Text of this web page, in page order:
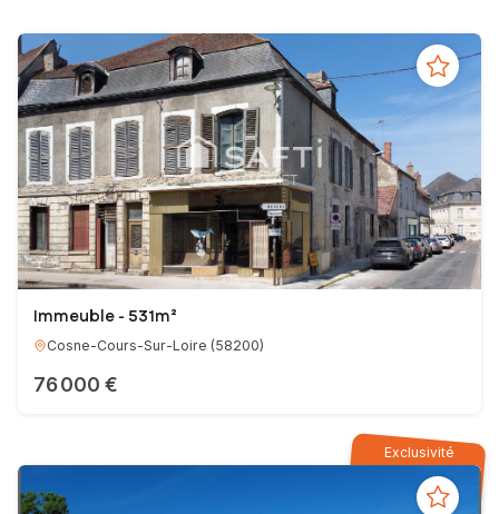
Immeuble - 531m²
Cosne-Cours-Sur-Loire (58200)
76 000 €
Exclusivité